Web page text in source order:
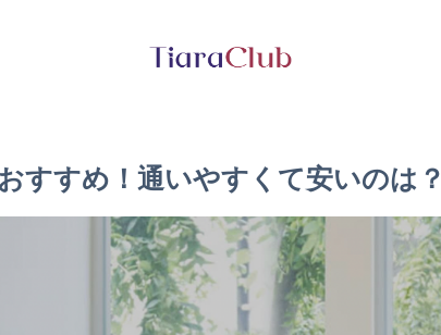
すすめ！通いやすくて安いのは？